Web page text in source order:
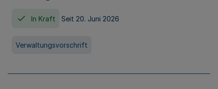
In Kraft Seit 20. Juni 2026
Verwaltungsvorschrift